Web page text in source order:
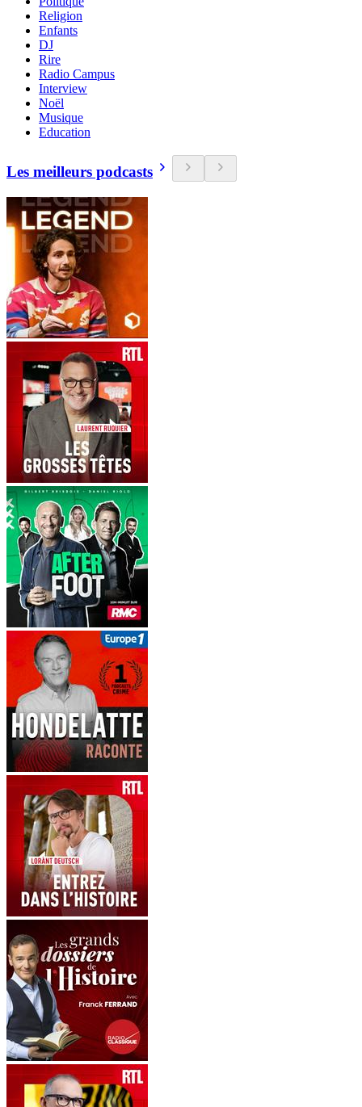
Religion
Enfants
DJ
Rire
Radio Campus
Interview
Noël
Musique
Education
Les meilleurs podcasts